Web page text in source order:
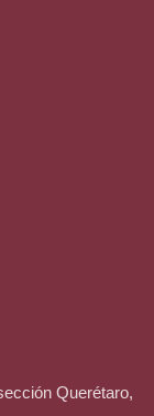
Querétaro,